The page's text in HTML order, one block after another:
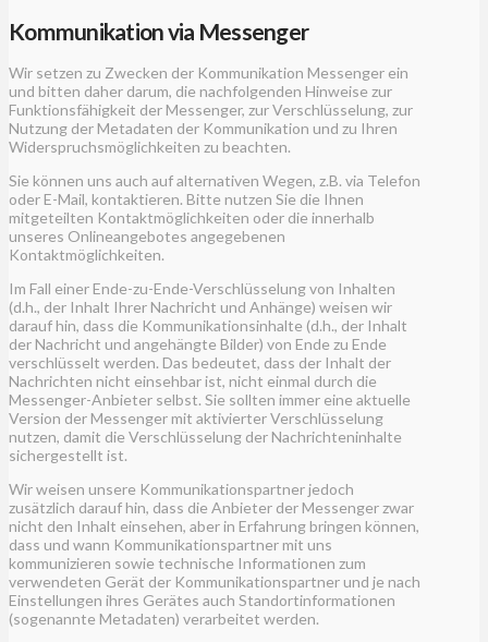
Kommunikation via Messenger
Wir setzen zu Zwecken der Kommunikation Messenger ein
und bitten daher darum, die nachfolgenden Hinweise zur
Funktionsfähigkeit der Messenger, zur Verschlüsselung, zur
Nutzung der Metadaten der Kommunikation und zu Ihren
Widerspruchsmöglichkeiten zu beachten.
Sie können uns auch auf alternativen Wegen, z.B. via Telefon
oder E-Mail, kontaktieren. Bitte nutzen Sie die Ihnen
mitgeteilten Kontaktmöglichkeiten oder die innerhalb
unseres Onlineangebotes angegebenen
Kontaktmöglichkeiten.
Im Fall einer Ende-zu-Ende-Verschlüsselung von Inhalten
(d.h., der Inhalt Ihrer Nachricht und Anhänge) weisen wir
darauf hin, dass die Kommunikationsinhalte (d.h., der Inhalt
der Nachricht und angehängte Bilder) von Ende zu Ende
verschlüsselt werden. Das bedeutet, dass der Inhalt der
Nachrichten nicht einsehbar ist, nicht einmal durch die
Messenger-Anbieter selbst. Sie sollten immer eine aktuelle
Version der Messenger mit aktivierter Verschlüsselung
nutzen, damit die Verschlüsselung der Nachrichteninhalte
sichergestellt ist.
Wir weisen unsere Kommunikationspartner jedoch
zusätzlich darauf hin, dass die Anbieter der Messenger zwar
nicht den Inhalt einsehen, aber in Erfahrung bringen können,
dass und wann Kommunikationspartner mit uns
kommunizieren sowie technische Informationen zum
verwendeten Gerät der Kommunikationspartner und je nach
Einstellungen ihres Gerätes auch Standortinformationen
(sogenannte Metadaten) verarbeitet werden.